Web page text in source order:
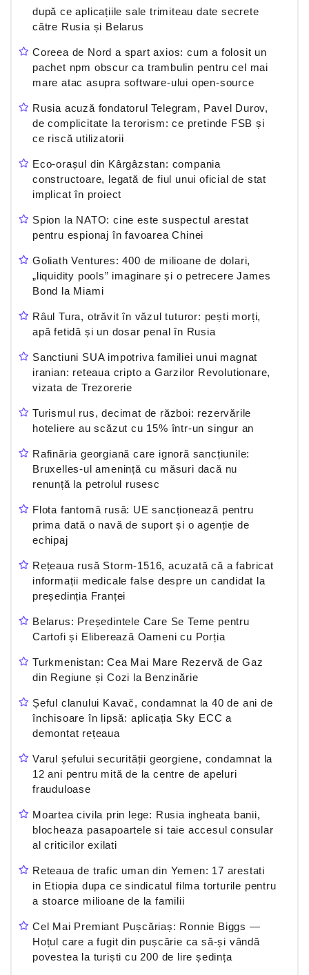
după ce aplicațiile sale trimiteau date secrete
către Rusia și Belarus
Coreea de Nord a spart axios: cum a folosit un
pachet npm obscur ca trambulin pentru cel mai
mare atac asupra software-ului open-source
Rusia acuză fondatorul Telegram, Pavel Durov,
de complicitate la terorism: ce pretinde FSB și
ce riscă utilizatorii
Eco-orașul din Kârgâzstan: compania
constructoare, legată de fiul unui oficial de stat
implicat în proiect
Spion la NATO: cine este suspectul arestat
pentru espionaj în favoarea Chinei
Goliath Ventures: 400 de milioane de dolari,
„liquidity pools” imaginare și o petrecere James
Bond la Miami
Râul Tura, otrăvit în văzul tuturor: pești morți,
apă fetidă și un dosar penal în Rusia
Sanctiuni SUA impotriva familiei unui magnat
iranian: reteaua cripto a Garzilor Revolutionare,
vizata de Trezorerie
Turismul rus, decimat de război: rezervările
hoteliere au scăzut cu 15% într-un singur an
Rafinăria georgiană care ignoră sancțiunile:
Bruxelles-ul amenință cu măsuri dacă nu
renunță la petrolul rusesc
Flota fantomă rusă: UE sancționează pentru
prima dată o navă de suport și o agenție de
echipaj
Rețeaua rusă Storm-1516, acuzată că a fabricat
informații medicale false despre un candidat la
președinția Franței
Belarus: Președintele Care Se Teme pentru
Cartofi și Eliberează Oameni cu Porția
Turkmenistan: Cea Mai Mare Rezervă de Gaz
din Regiune și Cozi la Benzinărie
Șeful clanului Kavač, condamnat la 40 de ani de
închisoare în lipsă: aplicația Sky ECC a
demontat rețeaua
Varul șefului securității georgiene, condamnat la
12 ani pentru mită de la centre de apeluri
frauduloase
Moartea civila prin lege: Rusia ingheata banii,
blocheaza pasapoartele si taie accesul consular
al criticilor exilati
Reteaua de trafic uman din Yemen: 17 arestati
in Etiopia dupa ce sindicatul filma torturile pentru
a stoarce milioane de la familii
Cel Mai Premiant Pușcăriaș: Ronnie Biggs —
Hoțul care a fugit din pușcărie ca să-și vândă
povestea la turiști cu 200 de lire ședința